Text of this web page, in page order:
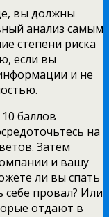
вы должны
анализ самым
степени риска
если вы
и не
баллов
на
Затем
и вашу
ли вы спать
провал? Или
отдают в